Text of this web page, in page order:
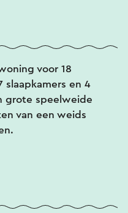
voor 18
slaapkamers en 4
grote speelweide
van een weids